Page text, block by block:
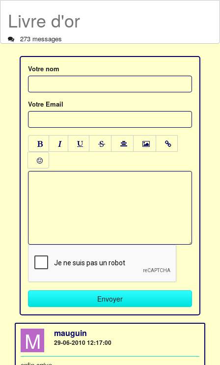
Livre d'or
273 messages
Votre nom
Votre Email
M mauguin
29-06-2010 12:17:00